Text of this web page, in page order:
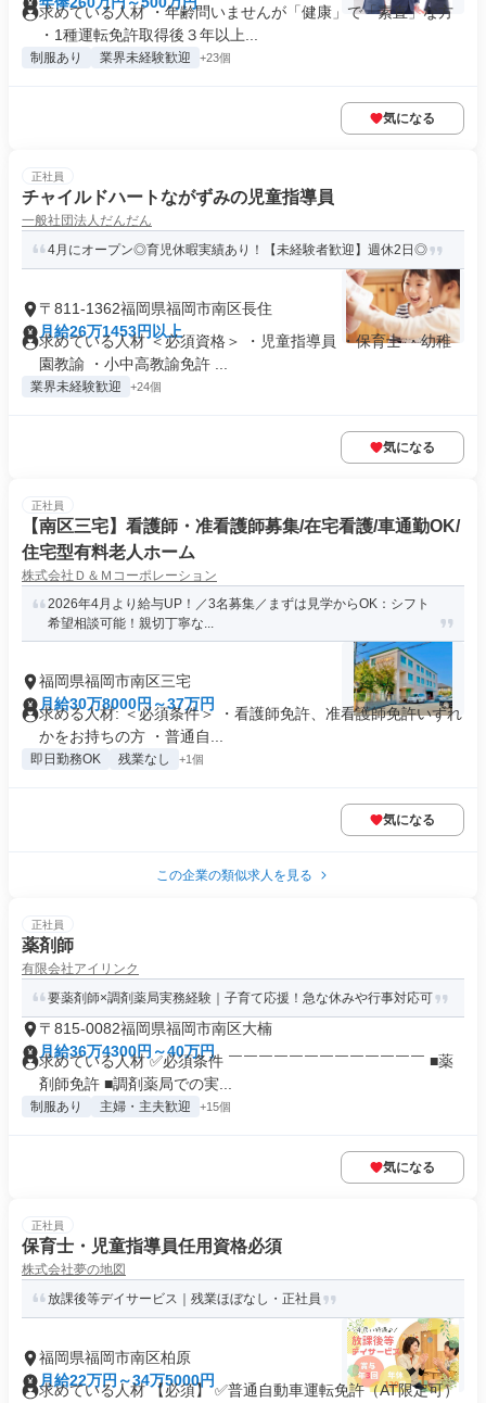
求めている人材 ・年齢問いませんが「健康」で「素直」な方
・1種運転免許取得後３年以上...
制服あり 業界未経験歓迎 +23個
気になる
正社員
チャイルドハートながずみの児童指導員
一般社団法人だんだん
4月にオープン◎育児休暇実績あり！【未経験者歓迎】週休2日◎
〒811-1362福岡県福岡市南区長住
月給26万1453円以上
求めている人材 ＜必須資格＞ ・児童指導員 ・保育士 ・幼稚
園教諭 ・小中高教諭免許 ...
業界未経験歓迎 +24個
気になる
正社員
【南区三宅】看護師・准看護師募集/在宅看護/車通勤OK/
住宅型有料老人ホーム
株式会社Ｄ＆Ｍコーポレーション
2026年4月より給与UP！／3名募集／まずは見学からOK：シフト
希望相談可能！親切丁寧な...
福岡県福岡市南区三宅
月給30万8000円～37万円
求める人材: ＜必須条件＞ ・看護師免許、准看護師免許いずれ
かをお持ちの方 ・普通自...
即日勤務OK 残業なし +1個
気になる
この企業の類似求人を見る
正社員
薬剤師
有限会社アイリンク
要薬剤師×調剤薬局実務経験｜子育て応援！急な休みや行事対応可
〒815-0082福岡県福岡市南区大楠
月給36万4300円～40万円
求めている人材 ✅必須条件 ￣￣￣￣￣￣￣￣￣￣￣￣￣ ■薬
剤師免許 ■調剤薬局での実...
制服あり 主婦・主夫歓迎 +15個
気になる
正社員
保育士・児童指導員任用資格必須
株式会社夢の地図
放課後等デイサービス｜残業ほぼなし・正社員
福岡県福岡市南区柏原
月給22万円～34万5000円
求めている人材 【必須】 ✅普通自動車運転免許（AT限定可）